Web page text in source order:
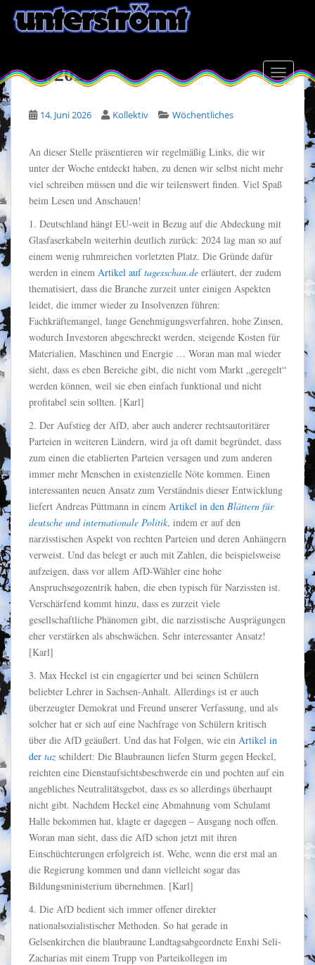
o
m
a
i
n
n
t
e
n
t
24/2026
14. Juni 2026 Kollektiv Wöchentliches
An dieser Stelle präsentieren wir regelmäßig Links, die wir
unter der Woche entdeckt haben, zu denen wir selbst nicht mehr
viel schreiben müssen und die wir teilenswert finden. Viel Spaß
beim Lesen und Anschauen!
1. Deutschland hängt EU-weit in Bezug auf die Abdeckung mit
Glasfaserkabeln weiterhin deutlich zurück: 2024 lag man so auf
einem wenig ruhmreichen vorletzten Platz. Die Gründe dafür
werden in einem Artikel auftagesschau.de erläutert, der zudem
thematisiert, dass die Branche zurzeit unter einigen Aspekten
leidet, die immer wieder zu Insolvenzen führen:
Fachkräftemangel, lange Genehmigungsverfahren, hohe Zinsen,
wodurch Investoren abgeschreckt werden, steigende Kosten für
Materialien, Maschinen und Energie … Woran man mal wieder
sieht, dass es eben Bereiche gibt, die nicht vom Markt „geregelt“
werden können, weil sie eben einfach funktional und nicht
profitabel sein sollten. [Karl]
2. Der Aufstieg der AfD, aber auch anderer rechtsautoritärer
Parteien in weiteren Ländern, wird ja oft damit begründet, dass
zum einen die etablierten Parteien versagen und zum anderen
immer mehr Menschen in existenzielle Nöte kommen. Einen
interessanten neuen Ansatz zum Verständnis dieser Entwicklung
liefert Andreas Püttmann in einem Artikel in den Blättern für
deutsche und internationale Politik, indem er auf den
narzisstischen Aspekt von rechten Parteien und deren Anhängern
verweist. Und das belegt er auch mit Zahlen, die beispielsweise
aufzeigen, dass vor allem AfD-Wähler eine hohe
Anspruchsegozentrik haben, die eben typisch für Narzissten ist.
Verschärfend kommt hinzu, dass es zurzeit viele
gesellschaftliche Phänomen gibt, die narzisstische Ausprägungen
eher verstärken als abschwächen. Sehr interessanter Ansatz!
[Karl]
3. Max Heckel ist ein engagierter und bei seinen Schülern
beliebter Lehrer in Sachsen-Anhalt. Allerdings ist er auch
überzeugter Demokrat und Freund unserer Verfassung, und als
solcher hat er sich auf eine Nachfrage von Schülern kritisch
über die AfD geäußert. Und das hat Folgen, wie ein Artikel in
der tazschildert: Die Blaubraunen liefen Sturm gegen Heckel,
reichten eine Dienstaufsichtsbeschwerde ein und pochten auf ein
angebliches Neutralitätsgebot, dass es so allerdings überhaupt
nicht gibt. Nachdem Heckel eine Abmahnung vom Schulamt
Halle bekommen hat, klagte er dagegen – Ausgang noch offen.
Woran man sieht, dass die AfD schon jetzt mit ihren
Einschüchterungen erfolgreich ist. Wehe, wenn die erst mal an
die Regierung kommen und dann vielleicht sogar das
Bildungsministerium übernehmen. [Karl]
4. Die AfD bedient sich immer offener direkter
nationalsozialistischer Methoden. So hat gerade in
Gelsenkirchen die blaubraune Landtagsabgeordnete Enxhi Seli-
Zacharias mit einem Trupp von Parteikollegen im